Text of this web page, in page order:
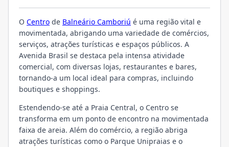
O Centro de Balneário Camboriú é uma região vital e
movimentada, abrigando uma variedade de comércios,
serviços, atrações turísticas e espaços públicos. A
Avenida Brasil se destaca pela intensa atividade
comercial, com diversas lojas, restaurantes e bares,
tornando-a um local ideal para compras, incluindo
boutiques e shoppings.
Estendendo-se até a Praia Central, o Centro se
transforma em um ponto de encontro na movimentada
faixa de areia. Além do comércio, a região abriga
atrações turísticas como o Parque Unipraias e o